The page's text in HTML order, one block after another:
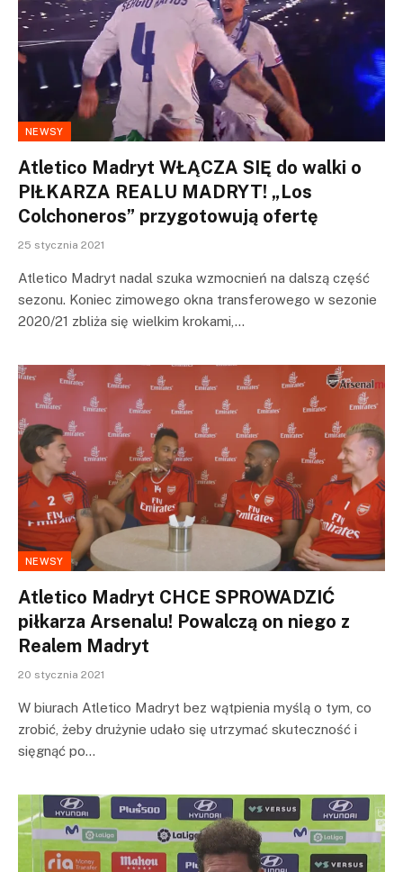
NEWSY
Atletico Madryt WŁĄCZA SIĘ do walki o
PIŁKARZA REALU MADRYT! „Los
Colchoneros” przygotowują ofertę
25 stycznia 2021
Atletico Madryt nadal szuka wzmocnień na dalszą część
sezonu. Koniec zimowego okna transferowego w sezonie
2020/21 zbliża się wielkim krokami,…
NEWSY
Atletico Madryt CHCE SPROWADZIĆ
piłkarza Arsenalu! Powalczą on niego z
Realem Madryt
20 stycznia 2021
W biurach Atletico Madryt bez wątpienia myślą o tym, co
zrobić, żeby drużynie udało się utrzymać skuteczność i
sięgnąć po…